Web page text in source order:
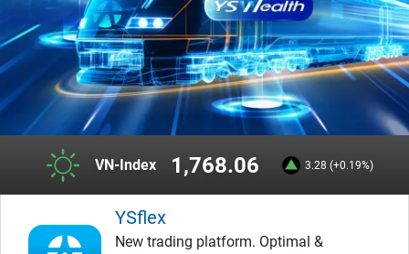
VN-Index 1,768.06 3.28 (+0.19%)
YSflex
New trading platform. Optimal &